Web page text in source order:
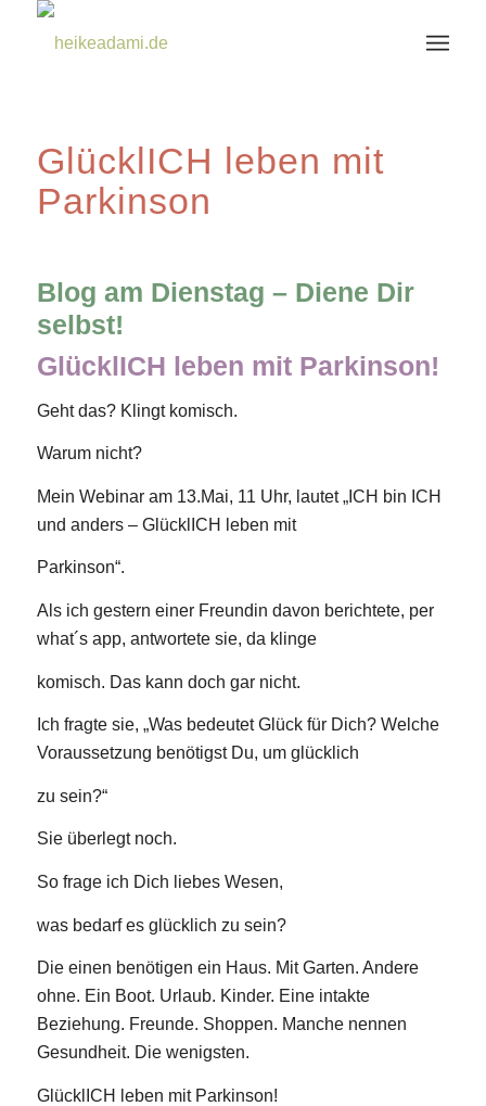
GlücklICH leben mit
Parkinson
Blog am Dienstag – Diene Dir
selbst!
GlücklICH leben mit Parkinson!
Geht das? Klingt komisch.
Warum nicht?
Mein Webinar am 13.Mai, 11 Uhr, lautet „ICH bin ICH
und anders – GlücklICH leben mit
Parkinson“.
Als ich gestern einer Freundin davon berichtete, per
what´s app, antwortete sie, da klinge
komisch. Das kann doch gar nicht.
Ich fragte sie, „Was bedeutet Glück für Dich? Welche
Voraussetzung benötigst Du, um glücklich
zu sein?“
Sie überlegt noch.
So frage ich Dich liebes Wesen,
was bedarf es glücklich zu sein?
Die einen benötigen ein Haus. Mit Garten. Andere
ohne. Ein Boot. Urlaub. Kinder. Eine intakte
Beziehung. Freunde. Shoppen. Manche nennen
Gesundheit. Die wenigsten.
GlücklICH leben mit Parkinson!